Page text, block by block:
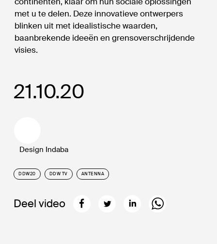
21.10.20
Design Indaba
DDW20 DDW TV ANTENNA
Deel video
met u te delen. Deze innovatieve ontwerpers
blinken uit met idealistische waarden,
baanbrekende ideeën en grensoverschrijdende
visies.